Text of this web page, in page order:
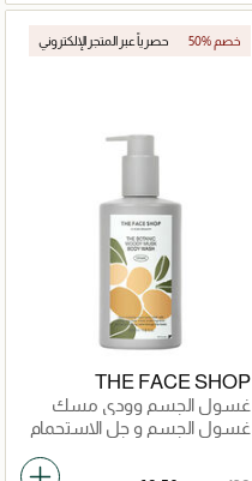
50% خصم حصرياً عبر المتجر الإلكتروني
THE FACE SHOP
غسول الجسم وودي مسك
غسول الجسم و جل الاستحمام